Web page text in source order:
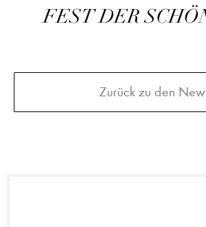
FEST DER
Zurück zu den